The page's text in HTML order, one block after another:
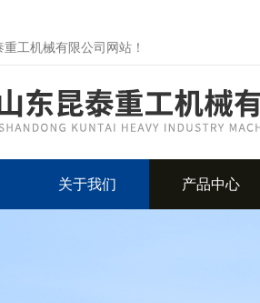
工机械有限公司网站！
关于我们 产品中心